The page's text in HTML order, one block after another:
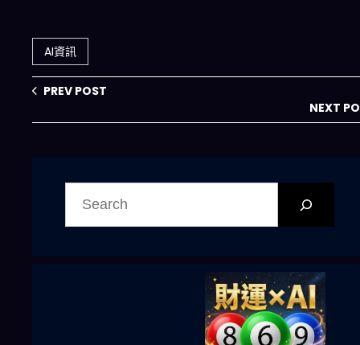
造被動收入機器並
重塑企業自動化？
AI資訊
PREV POST
NEXT